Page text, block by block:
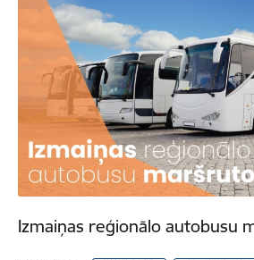
Izmaiņas reģionālo autobusu